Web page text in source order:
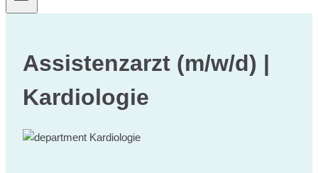
Assistenzarzt (m/w/d) |
Kardiologie
Kardiologie